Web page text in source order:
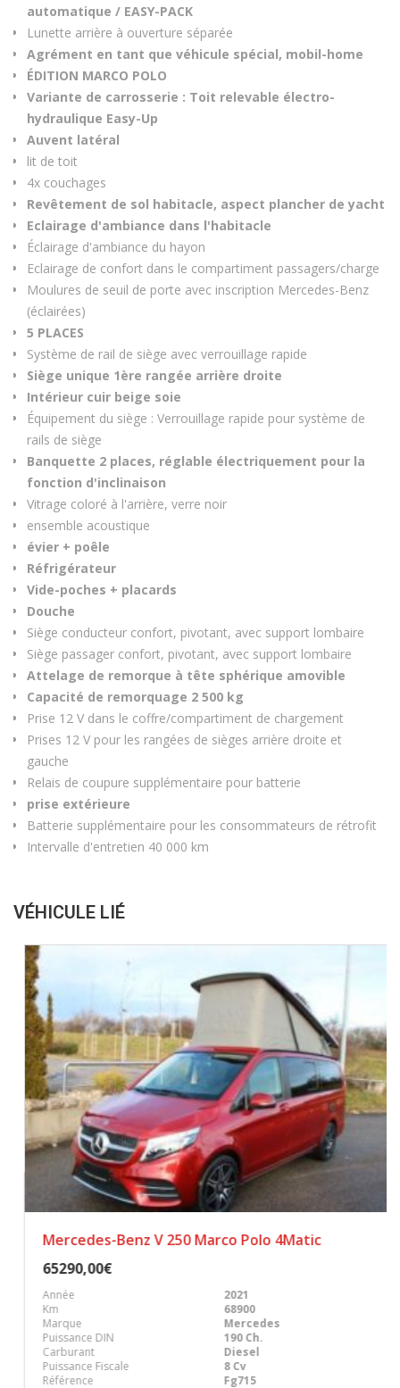
automatique / EASY-PACK
Lunette arrière à ouverture séparée
Agrément en tant que véhicule spécial, mobil-home
ÉDITION MARCO POLO
Variante de carrosserie : Toit relevable électro-
hydraulique Easy-Up
Auvent latéral
lit de toit
4x couchages
Revêtement de sol habitacle, aspect plancher de yacht
Eclairage d'ambiance dans l'habitacle
Éclairage d'ambiance du hayon
Eclairage de confort dans le compartiment passagers/charge
Moulures de seuil de porte avec inscription Mercedes-Benz
(éclairées)
5 PLACES
Système de rail de siège avec verrouillage rapide
Siège unique 1ère rangée arrière droite
Intérieur cuir beige soie
Équipement du siège : Verrouillage rapide pour système de
rails de siège
Banquette 2 places, réglable électriquement pour la
fonction d'inclinaison
Vitrage coloré à l'arrière, verre noir
ensemble acoustique
évier + poêle
Réfrigérateur
Vide-poches + placards
Douche
Siège conducteur confort, pivotant, avec support lombaire
Siège passager confort, pivotant, avec support lombaire
Attelage de remorque à tête sphérique amovible
Capacité de remorquage 2 500 kg
Prise 12 V dans le coffre/compartiment de chargement
Prises 12 V pour les rangées de sièges arrière droite et
gauche
Relais de coupure supplémentaire pour batterie
prise extérieure
Batterie supplémentaire pour les consommateurs de rétrofit
Intervalle d'entretien 40 000 km
VÉHICULE LIÉ
Mercedes-Benz V 250 Marco Polo 4Matic
65290,00€
Année
2021
Km
68900
Marque
Mercedes
Puissance DIN
190 Ch.
Carburant
Diesel
Puissance Fiscale
8 Cv
Référence
Fg715